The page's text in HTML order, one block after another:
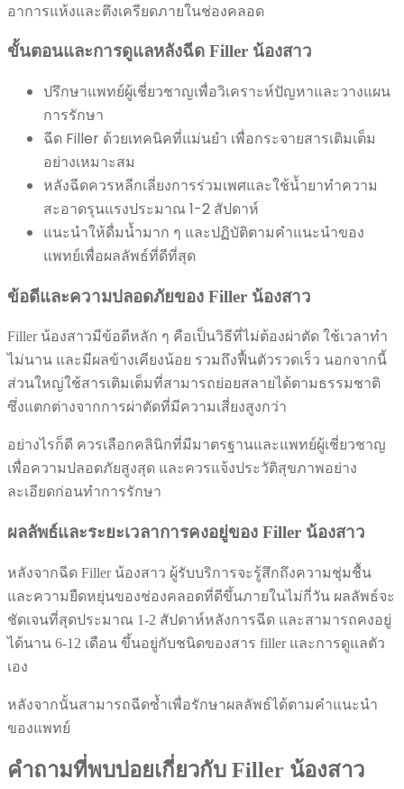
อาการแห้งและตึงเครียดภายในช่องคลอด
ขั้นตอนและการดูแลหลังฉีด Filler น้องสาว
ปรึกษาแพทย์ผู้เชี่ยวชาญเพื่อวิเคราะห์ปัญหาและวางแผน
การรักษา
ฉีด Filler ด้วยเทคนิคที่แม่นยำ เพื่อกระจายสารเติมเต็ม
อย่างเหมาะสม
หลังฉีดควรหลีกเลี่ยงการร่วมเพศและใช้น้ำยาทำความ
สะอาดรุนแรงประมาณ 1-2 สัปดาห์
แนะนำให้ดื่มน้ำมาก ๆ และปฏิบัติตามคำแนะนำของ
แพทย์เพื่อผลลัพธ์ที่ดีที่สุด
ข้อดีและความปลอดภัยของ Filler น้องสาว
Filler น้องสาวมีข้อดีหลัก ๆ คือเป็นวิธีที่ไม่ต้องผ่าตัด ใช้เวลาทำ
ไม่นาน และมีผลข้างเคียงน้อย รวมถึงฟื้นตัวรวดเร็ว นอกจากนี้
ส่วนใหญ่ใช้สารเติมเต็มที่สามารถย่อยสลายได้ตามธรรมชาติ
ซึ่งแตกต่างจากการผ่าตัดที่มีความเสี่ยงสูงกว่า
อย่างไรก็ดี ควรเลือกคลินิกที่มีมาตรฐานและแพทย์ผู้เชี่ยวชาญ
เพื่อความปลอดภัยสูงสุด และควรแจ้งประวัติสุขภาพอย่าง
ละเอียดก่อนทำการรักษา
ผลลัพธ์และระยะเวลาการคงอยู่ของ Filler น้องสาว
หลังจากฉีด Filler น้องสาว ผู้รับบริการจะรู้สึกถึงความชุ่มชื้น
และความยืดหยุ่นของช่องคลอดที่ดีขึ้นภายในไม่กี่วัน ผลลัพธ์จะ
ชัดเจนที่สุดประมาณ 1-2 สัปดาห์หลังการฉีด และสามารถคงอยู่
ได้นาน 6-12 เดือน ขึ้นอยู่กับชนิดของสาร filler และการดูแลตัว
เอง
หลังจากนั้นสามารถฉีดซ้ำเพื่อรักษาผลลัพธ์ได้ตามคำแนะนำ
ของแพทย์
คำถามที่พบบ่อยเกี่ยวกับ Filler น้องสาว